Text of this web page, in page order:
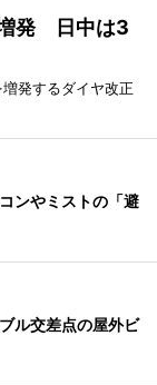
増発 日中は3
発するダイヤ改正
ンやミストの「避
ル交差点の屋外ビ